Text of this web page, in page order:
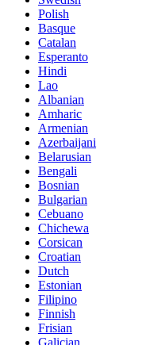
Polish
Basque
Catalan
Esperanto
Hindi
Lao
Albanian
Amharic
Armenian
Azerbaijani
Belarusian
Bengali
Bosnian
Bulgarian
Cebuano
Chichewa
Corsican
Croatian
Dutch
Estonian
Filipino
Finnish
Frisian
Galician